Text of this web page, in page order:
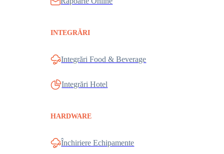
INTEGRĂRI
Integrări Food & Beverage
Integrări Hotel
HARDWARE
Închiriere Echipamente